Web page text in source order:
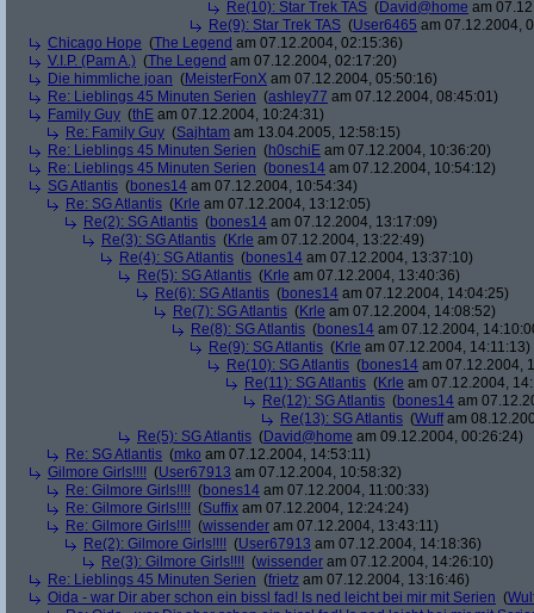
Re(10): Star Trek TAS (David@home am
Re(9): Star Trek TAS (User6465 am 07.12.2004,
Chicago Hope (The Legend am 07.12.2004, 02:15:36)
V.I.P. (Pam A.) (The Legend am 07.12.2004, 02:17:20)
Die himmliche joan (MeisterFonX am 07.12.2004, 05:50:16)
Re: Lieblings 45 Minuten Serien (ashley77 am 07.12.2004, 08:45:01)
Family Guy (thE am 07.12.2004, 10:24:31)
Re: Family Guy (Sajhtam am 13.04.2005, 12:58:15)
Re: Lieblings 45 Minuten Serien (h0schiE am 07.12.2004, 10:36:20)
Re: Lieblings 45 Minuten Serien (bones14 am 07.12.2004, 10:54:12)
SG Atlantis (bones14 am 07.12.2004, 10:54:34)
Re: SG Atlantis (Krle am 07.12.2004, 13:12:05)
Re(2): SG Atlantis (bones14 am 07.12.2004, 13:17:09)
Re(3): SG Atlantis (Krle am 07.12.2004, 13:22:49)
Re(4): SG Atlantis (bones14 am 07.12.2004, 13:37:10)
Re(5): SG Atlantis (Krle am 07.12.2004, 13:40:36)
Re(6): SG Atlantis (bones14 am 07.12.2004, 14:04:25)
Re(7): SG Atlantis (Krle am 07.12.2004, 14:08:52)
Re(8): SG Atlantis (bones14 am 07.12.2004,
Re(9): SG Atlantis (Krle am 07.12.2004, 14:11:13)
Re(10): SG Atlantis (bones14 am 07.12.2004,
Re(11): SG Atlantis (Krle am 07.12.2004,
Re(12): SG Atlantis (bones14 am
Re(13): SG Atlantis (Wuffam
Re(5): SG Atlantis (David@home am 09.12.2004, 00:26:24)
Re: SG Atlantis (mko am 07.12.2004, 14:53:11)
Gilmore Girls!!!! (User67913 am 07.12.2004, 10:58:32)
Re: Gilmore Girls!!!! (bones14 am 07.12.2004, 11:00:33)
Re: Gilmore Girls!!!! (Suffix am 07.12.2004, 12:24:24)
Re: Gilmore Girls!!!! (wissender am 07.12.2004, 13:43:11)
Re(2): Gilmore Girls!!!! (User67913 am 07.12.2004, 14:18:36)
Re(3): Gilmore Girls!!!! (wissender am 07.12.2004, 14:26:10)
Re: Lieblings 45 Minuten Serien (frietz am 07.12.2004, 13:16:46)
Oida - war Dir aber schon ein bissl fad! Is ned leicht bei mir mit Serien (